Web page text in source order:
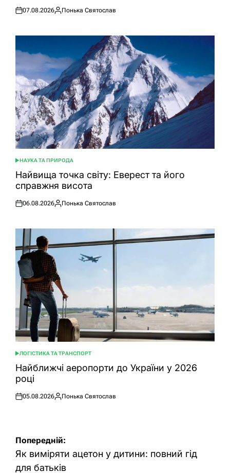
Оприлюднено
07.08.2026
Опубліковано
Понька Святослав
ОПУБЛІКУВАТИ
У
НАУКА ТА ПРИРОДА
Найвища точка світу: Еверест та його
справжня висота
Оприлюднено
06.08.2026
Опубліковано
Понька Святослав
ОПУБЛІКУВАТИ
У
ЛОГІСТИКА ТА ТРАНСПОРТ
Найближчі аеропорти до України у 2026
році
Оприлюднено
05.08.2026
Опубліковано
Понька Святослав
Навігація
записів
Попередній:
Як виміряти ацетон у дитини: повний гід
для батьків